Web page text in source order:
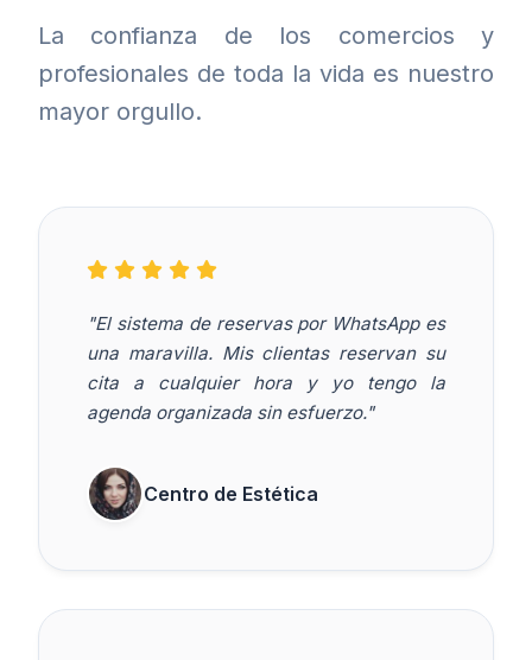
La confianza de los comercios y
profesionales de toda la vida es nuestro
mayor orgullo.
"El sistema de reservas por WhatsApp es
una maravilla. Mis clientas reservan su
cita a cualquier hora y yo tengo la
agenda organizada sin esfuerzo."
Centro de Estética